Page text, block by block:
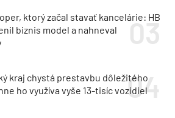
ktorý začal stavať kancelárie: HB
biznis model a nahneval
kraj chystá prestavbu dôležitého
ho využíva vyše 13-tisíc vozidiel